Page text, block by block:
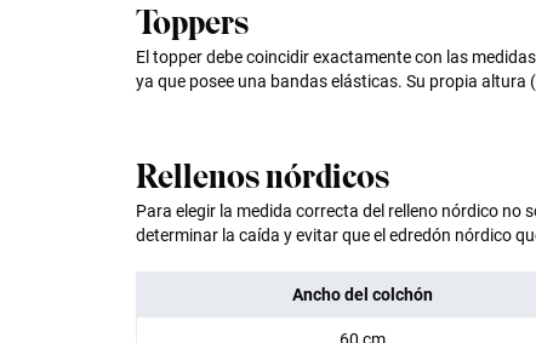
Toppers
El topper debe coincidir exactamente con las
ya que posee una bandas elásticas. Su propia altura
Rellenos nórdicos
Para elegir la medida correcta del relleno nórdico no
determinar la caída y evitar que el edredón nórdico
Ancho del colchón